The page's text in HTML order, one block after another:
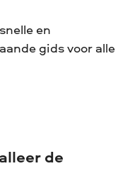
en
gids voor alle
de